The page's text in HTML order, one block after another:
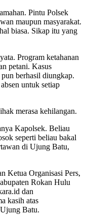
Pintu Polsek
maupun masyarakat.
biasa. Sikap itu yang
Program ketahanan
petani. Kasus
berhasil diungkap.
untuk setiap
merasa kehilangan.
Kapolsek. Beliau
seperti beliau bakal
di Ujung Batu,
Ketua Organisasi Pers,
Rokan Hulu
dan
kasih atas
Batu.